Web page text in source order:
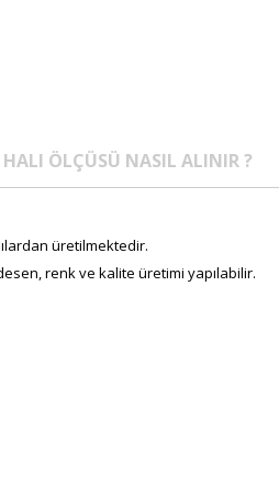
HALI ÖLÇÜSÜ NASIL ALINIR ?
üretilmektedir.
renk ve kalite üretimi yapılabilir.